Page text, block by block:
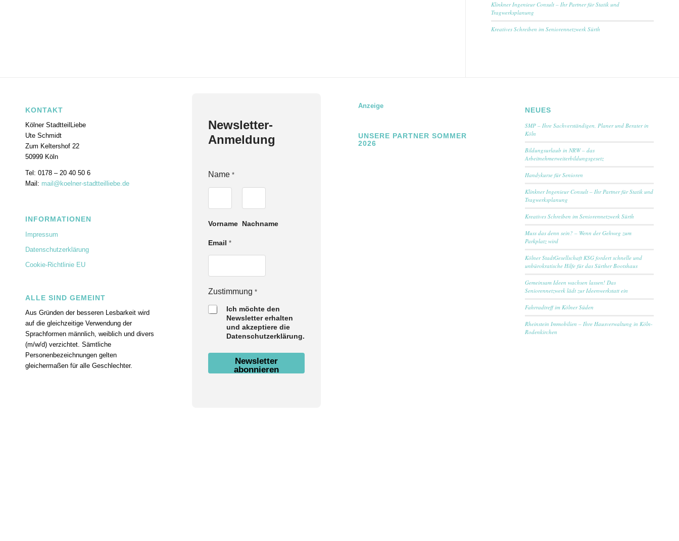
Klinkner Ingenieur Consult – Ihr Partner für Statik und
Tragwerksplanung
Kreatives Schreiben im Seniorennetzwerk Sürth
KONTAKT
Kölner StadtteilLiebe
Ute Schmidt
Zum Keltershof 22
50999 Köln
Tel: 0178 – 20 40 50 6
Mail: mail@koelner-stadtteilliebe.de
INFORMATIONEN
Impressum
Datenschutzerklärung
Cookie-Richtlinie EU
ALLE SIND GEMEINT
Aus Gründen der besseren Lesbarkeit wird
auf die gleichzeitige Verwendung der
Sprachformen männlich, weiblich und divers
(m/w/d) verzichtet. Sämtliche
Personenbezeichnungen gelten
gleichermaßen für alle Geschlechter.
Newsletter-
Anmeldung
N
Z
u
s
i
m
u
g
Name *
Vorname Nachname
Email *
Zustimmung *
Ich möchte den
Newsletter erhalten
und akzeptiere die
Datenschutzerklärung.
Newsletter
abonnieren
Anzeige
UNSERE PARTNER SOMMER
2026
NEUES
SMP – Ihre Sachverständigen, Planer und Berater in
Köln
Bildungsurlaub in NRW – das
Arbeitnehmerweiterbildungsgesetz
Handykurse für Senioren
Klinkner Ingenieur Consult – Ihr Partner für Statik und
Tragwerksplanung
Kreatives Schreiben im Seniorennetzwerk Sürth
Muss das denn sein? – Wenn der Gehweg zum
Parkplatz wird
Kölner StadtGesellschaft KSG fordert schnelle und
unbürokratische Hilfe für das Sürther Bootshaus
Gemeinsam Ideen wachsen lassen! Das
Seniorennetzwerk lädt zur Ideenwerkstatt ein
Fahrradtreff im Kölner Süden
Rheinstein Immobilien – Ihre Hausverwaltung in Köln-
Rodenkirchen